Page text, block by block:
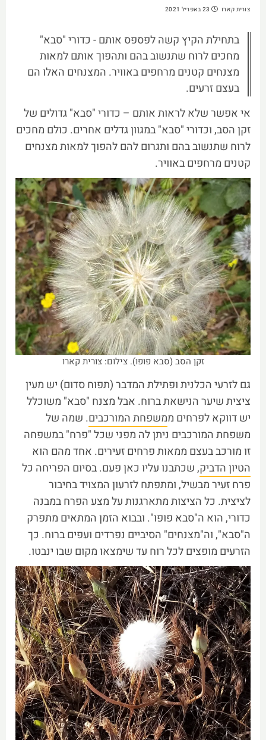
צורית קארו 23 באפריל 2021
בתחילת הקיץ קשה לפספס אותם - כדורי "סבא"
מחכים לרוח שתנשוב בהם ותהפוך אותם למאות
מצנחים קטנים מרחפים באוויר. המצנחים האלו הם
בעצם זרעים.
אי אפשר שלא לראות אותם – כדורי "סבא" גדולים של
זקן הסב, וכדורי "סבא" במגוון גדלים אחרים. כולם מחכים
לרוח שתנשוב בהם ותגרום להם להפוך למאות מצנחים
קטנים מרחפים באוויר.
זקן הסב (סבא פופו). צילום: צורית קארו
גם לזרעי הכלנית ופתילת המדבר (תפוח סדום) יש מעין
ציצית שיער הנישאת ברוח. אבל מצנח "סבא" משוכלל
יש דווקא לפרחים ממשפחת המורכבים. שמה של
משפחת המורכבים ניתן לה מפני שכל "פרח" במשפחה
זו מורכב בעצם ממאות פרחים זעירים. אחד מהם הוא
הטיון הדביק, שכתבנו עליו כאן פעם. בסיום הפריחה כל
פרח זעיר מבשיל, ומתפתח לזרעון המצויד בחיבור
לציצית. כל הציצות מתארגנות על מצע הפרח במבנה
כדורי, הוא ה"סבא פופו". ובבוא הזמן המתאים מתפרק
ה"סבא", וה"מצנחים" הסיביים נפרדים ועפים ברוח. כך
הזרעים מופצים לכל רוח עד שימצאו מקום שבו ינבטו.